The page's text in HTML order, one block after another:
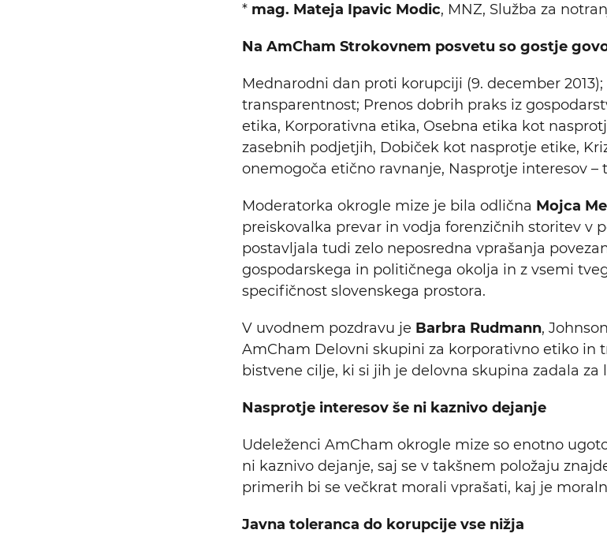
* mag. Mateja Ipavic Modic, MNZ, Služba za
Na AmCham Strokovnem posvetu so gostje
Mednarodni dan proti korupciji (9. december
transparentnost; Prenos dobrih praks iz
etika, Korporativna etika, Osebna etika kot
zasebnih podjetjih, Dobiček kot nasprotje etike,
onemogoča etično ravnanje, Nasprotje interesov
Moderatorka okrogle mize je bila odlična Mojca
preiskovalka prevar in vodja forenzičnih storitev v
postavljala tudi zelo neposredna vprašanja
gospodarskega in političnega okolja in z vsemi
specifičnost slovenskega prostora.
V uvodnem pozdravu je Barbra Rudmann,
AmCham Delovni skupini za korporativno etiko in
bistvene cilje, ki si jih je delovna skupina zadala za
Nasprotje interesov še ni kaznivo dejanje
Udeleženci AmCham okrogle mize so enotno
ni kaznivo dejanje, saj se v takšnem položaju
primerih bi se večkrat morali vprašati, kaj je
Javna toleranca do korupcije vse nižja